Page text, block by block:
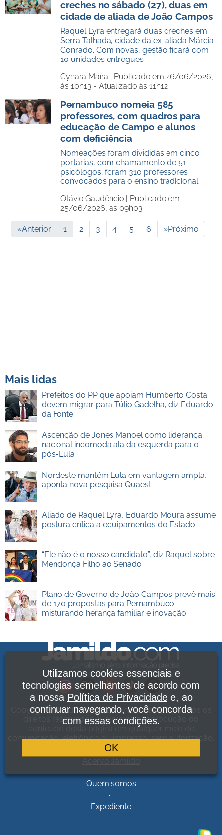
creches no sábado (27), duas em
cidade de aliada de João Campos
Raquel Lyra entregará duas creches em
Serra Talhada, cidade da ex-aliada Márcia
Conrado. Com novas, gestão ficará com
10 unidades entregues
Cynara Maíra | Publicado em 26/06/2026,
às 10h13 - Atualizado às 11h12
Pernambuco nomeia 585
professores, com quadros para
educação de Campo e alunos
com deficiência
Nomeações foram divididas em cinco
portarias, com chamamento de 51
psicólogos; foram 310 professores
convocados para o ensino tradicional
Otávio Gaudêncio | Publicado em
25/06/2026, às 09h03
«Anterior 1 2 3 4 5 6 »Próximo
Mais lidas
Prefeitos do PP que apoiam Humberto Costa
devem migrar para Túlio Gadelha, diz Eduardo
da Fonte
Ascenção de Jones Manoel como liderança
nacional incomoda ala da esquerda para o
pós-Lula
Nordeste mantém Lula em vantagem ampla,
aponta nova pesquisa Quaest
Aliado de Raquel Lyra, Eduardo Moura assume
postura crítica a equipamentos do Estado
“Ele não é o nosso candidato”, diz Raquel sobre
Mendonça Filho ao Senado
Plano de Governo de João Campos prevê mais
de 170 propostas para Pernambuco
misturando herança familiar e inovação
Copyright Jamildo Melo Comunicações Ltda. Todos os
direitos reservados. É proibida a reprodução do
conteúdo desta página em qualquer meio de
comunicação, eletrônico ou impresso, sem autorização.
Política de Privacidade
Quem somos
.
Expediente
.
Utilizamos cookies essenciais e
tecnologias semelhantes de acordo com
a nossa Política de Privacidadee, ao
continuar navegando, você concorda
com essas condições.
OK